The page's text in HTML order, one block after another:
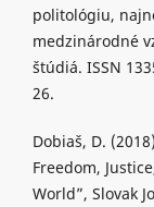
politológiu,
medzinárodné
štúdiá. ISSN
26.
Dobiaš, D.
Freedom,
World”, Slovak